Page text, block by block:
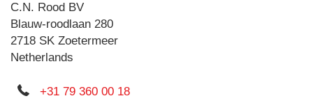
C.N. Rood BV
Blauw-roodlaan 280
2718 SK Zoetermeer
Netherlands
+31 79 360 00 18